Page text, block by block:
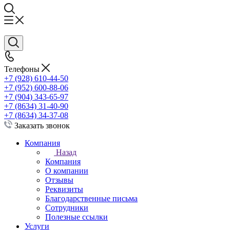
Телефоны
+7 (928) 610-44-50
+7 (952) 600-88-06
+7 (904) 343-65-97
+7 (8634) 31-40-90
+7 (8634) 34-37-08
Заказать звонок
Компания
Назад
Компания
О компании
Отзывы
Реквизиты
Благодарственные письма
Сотрудники
Полезные ссылки
Услуги